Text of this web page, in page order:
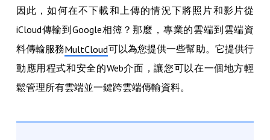
因此，如何在不下載和上傳的情況下將照片和影片從
iCloud傳輸到Google相簿？那麼，專業的雲端到雲端資
料傳輸服務MultCloud可以為您提供一些幫助。它提供行
動應用程式和安全的Web介面，讓您可以在一個地方輕
鬆管理所有雲端並一鍵跨雲端傳輸資料。